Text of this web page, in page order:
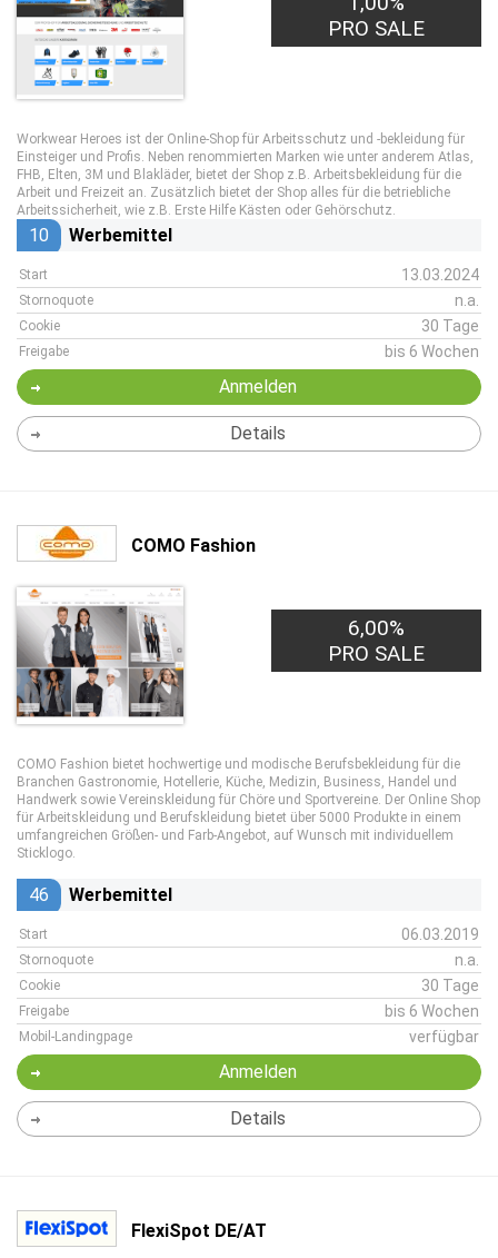
PRO SALE
Workwear Heroes ist der Online-Shop für Arbeitsschutz und -bekleidung für
Einsteiger und Profis. Neben renommierten Marken wie unter anderem Atlas,
FHB, Elten, 3M und Blakläder, bietet der Shop z.B. Arbeitsbekleidung für die
Arbeit und Freizeit an. Zusätzlich bietet der Shop alles für die betriebliche
Arbeitssicherheit, wie z.B. Erste Hilfe Kästen oder Gehörschutz.
10 Werbemittel
Start 13.03.2024
Stornoquote n.a.
Cookie 30 Tage
Freigabe bis 6 Wochen
Anmelden
Details
COMO Fashion
6,00%
PRO SALE
COMO Fashion bietet hochwertige und modische Berufsbekleidung für die
Branchen Gastronomie, Hotellerie, Küche, Medizin, Business, Handel und
Handwerk sowie Vereinskleidung für Chöre und Sportvereine. Der Online Shop
für Arbeitskleidung und Berufskleidung bietet über 5000 Produkte in einem
umfangreichen Größen- und Farb-Angebot, auf Wunsch mit individuellem
Sticklogo.
46 Werbemittel
Start 06.03.2019
Stornoquote n.a.
Cookie 30 Tage
Freigabe bis 6 Wochen
Mobil-Landingpage verfügbar
Anmelden
Details
FlexiSpot DE/AT